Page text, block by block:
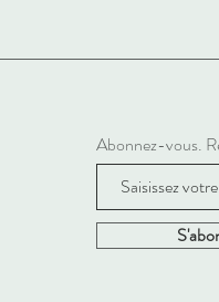
Abonnez-vous.